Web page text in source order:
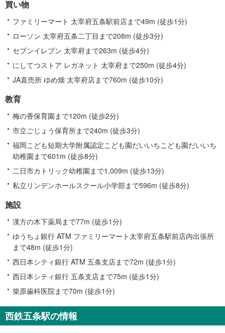
買い物
ファミリーマート 太宰府五条駅前店まで49m (徒歩1分)
ローソン 太宰府五条二丁目まで208m (徒歩3分)
セブンイレブン 太宰府まで263m (徒歩4分)
にしてつストア レガネット 太宰府まで250m (徒歩4分)
JA直売所 ゆめ畑 太宰府店まで760m (徒歩10分)
教育
梅の香保育園まで120m (徒歩2分)
市立ごじょう保育所まで240m (徒歩3分)
福岡こども短期大学附属認定こども園だいいちこども園だいいち
幼稚園まで601m (徒歩8分)
二日市カトリック幼稚園まで1,009m (徒歩13分)
私立リンデンホールスクール小学部まで596m (徒歩8分)
施設
漢方の木下薬局まで77m (徒歩1分)
ゆうちょ銀行 ATM ファミリーマート太宰府五条駅前店内出張所
まで48m (徒歩1分)
西日本シティ銀行 ATM 五条支店まで72m (徒歩1分)
西日本シティ銀行 五条支店まで75m (徒歩1分)
柴原歯科医院まで70m (徒歩1分)
西鉄五条駅の情報